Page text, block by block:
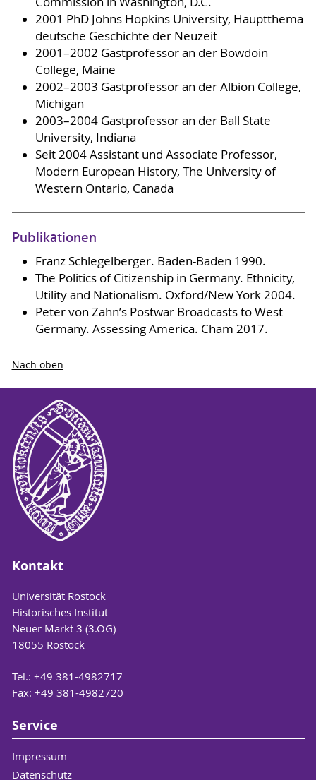
2001 PhD Johns Hopkins University, Hauptthema
deutsche Geschichte der Neuzeit
2001–2002 Gastprofessor an der Bowdoin
College, Maine
2002–2003 Gastprofessor an der Albion College,
Michigan
2003–2004 Gastprofessor an der Ball State
University, Indiana
Seit 2004 Assistant und Associate Professor,
Modern European History, The University of
Western Ontario, Canada
Publikationen
Franz Schlegelberger. Baden-Baden 1990.
The Politics of Citizenship in Germany. Ethnicity,
Utility and Nationalism. Oxford/New York 2004.
Peter von Zahn’s Postwar Broadcasts to West
Germany. Assessing America. Cham 2017.
Nach oben
Kontakt
Universität Rostock
Historisches Institut
Neuer Markt 3 (3.OG)
18055 Rostock
Tel.: +49 381-4982717
Fax: +49 381-4982720
Service
Impressum
Datenschutz